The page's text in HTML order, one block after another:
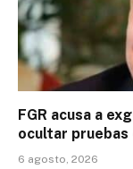
FGR acusa a
ocultar pruebas
6 agosto, 2026